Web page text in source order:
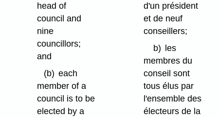
head of
council and
nine
councillors;
and
(b) each
member of a
council is to be
elected by a
d'un président
et de neuf
conseillers;
b) les
membres du
conseil sont
tous élus par
l'ensemble des
électeurs de la